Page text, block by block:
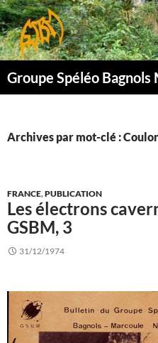
Aller
au
contenu
Groupe Spéléo Bagnols
Archives par mot-clé :
FRANCE,PUBLICATION
Les électrons
GSBM, 3
31/12/1974